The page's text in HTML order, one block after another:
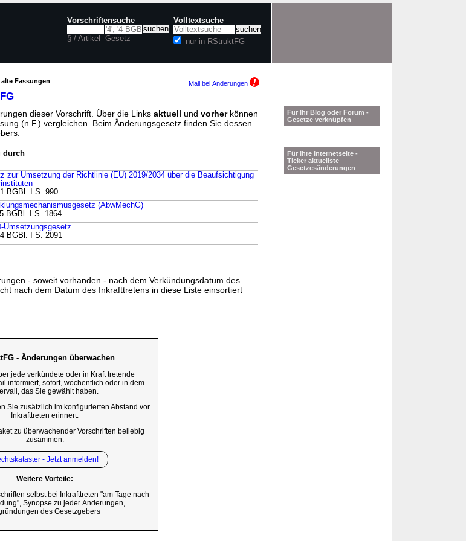
Vorschriftensuche
§ / Artikel Gesetz
Volltextsuche
nur in RStruktFG
alte Fassungen Mail bei Änderungen
dieser Vorschrift. Über die Links aktuell und vorherkönnen
(n.F.) vergleichen. Beim Änderungsgesetz finden Sie dessen
durch
zur Umsetzung der Richtlinie (EU) 2019/2034 über die Beaufsichtigung
BGBl. I S. 990
(AbwMechG)
BGBl. I S. 1864
Umsetzungsgesetz
BGBl. I S. 2091
- soweit vorhanden - nach dem Verkündungsdatum des
nach dem Datum des Inkrafttretens in diese Liste einsortiert
- Änderungen überwachen
jede verkündete oder in Kraft tretende
informiert, sofort, wöchentlich oder in dem
das Sie gewählt haben.
Sie zusätzlich im konfigurierten Abstand vor
Inkrafttreten erinnert.
zu überwachender Vorschriften beliebig
zusammen.
- Jetzt anmelden!
Weitere Vorteile:
selbst bei Inkrafttreten "am Tage nach
Synopse zu jeder Änderungen,
des Gesetzgebers
Für Ihr Blog oder Forum -
Gesetze verknüpfen
Für Ihre Internetseite -
Ticker aktuellste
Gesetzesänderungen